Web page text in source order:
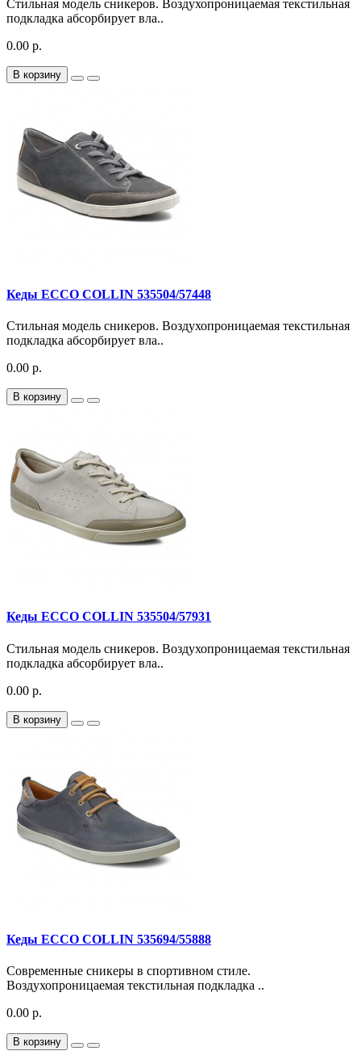
Стильная модель сникеров. Воздухопроницаемая текстильная
подкладка абсорбирует вла..
0.00 р.
В корзину
Кеды ECCO COLLIN 535504/57448
Стильная модель сникеров. Воздухопроницаемая текстильная
подкладка абсорбирует вла..
0.00 р.
В корзину
Кеды ECCO COLLIN 535504/57931
Стильная модель сникеров. Воздухопроницаемая текстильная
подкладка абсорбирует вла..
0.00 р.
В корзину
Кеды ECCO COLLIN 535694/55888
Современные сникеры в спортивном стиле.
Воздухопроницаемая текстильная подкладка ..
0.00 р.
В корзину